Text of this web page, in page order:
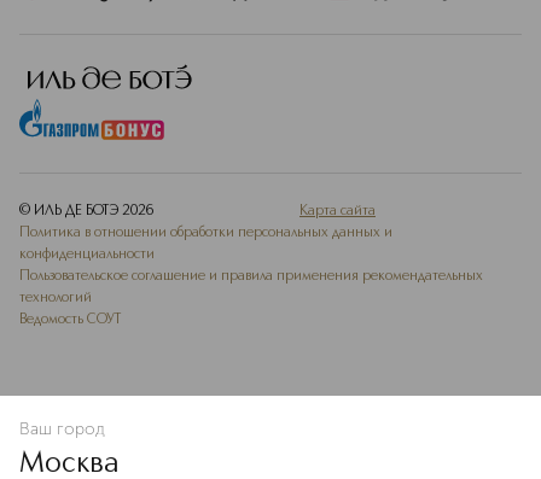
© ИЛЬ ДЕ БОТЭ 2026
Карта сайта
Политика в отношении обработки персональных данных и
конфиденциальности
Пользовательское соглашение и правила применения рекомендательных
технологий
Ведомость СОУТ
Ваш город
Москва